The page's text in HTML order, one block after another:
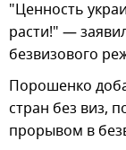
"Ценность
расти!" —
безвизового
Порошенко
стран без виз,
прорывом в